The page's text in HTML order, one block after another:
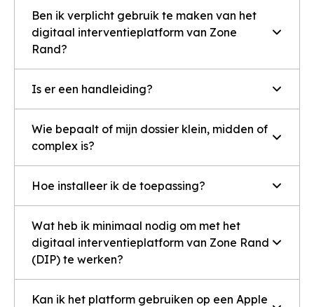
Ben ik verplicht gebruik te maken van het
digitaal interventieplatform van Zone
Rand?
Is er een handleiding?
Wie bepaalt of mijn dossier klein, midden of
complex is?
Hoe installeer ik de toepassing?
Wat heb ik minimaal nodig om met het
digitaal interventieplatform van Zone Rand
(DIP) te werken?
Kan ik het platform gebruiken op een Apple